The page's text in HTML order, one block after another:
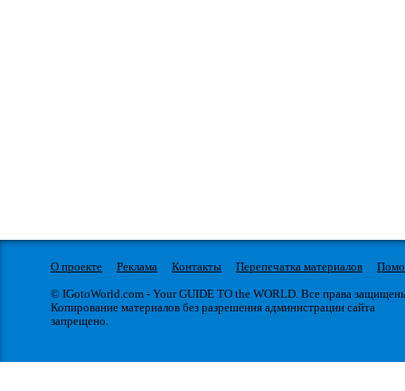
О проекте Реклама Контакты Перепечатка материалов
© IGotoWorld.com - Your GUIDE TO the WORLD. Все права
Копирование материалов без разрешения администрации сайта
запрещено.